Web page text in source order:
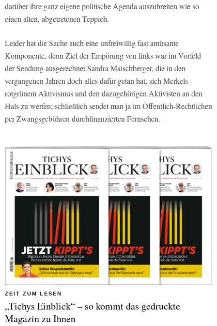
darüber ihre ganz eigene politische Agenda auszubreiten wie so
einen alten, abgetretenen Teppich.
Leider hat die Sache auch eine unfreiwillig fast amüsante
Komponente, denn Ziel der Empörung von links war im Vorfeld
der Sendung ausgerechnet Sandra Maischberger, die in den
vergangenen Jahren doch alles dafür getan hat, sich Merkels
rotgrünem Aktivismus und den dazugehörigen Aktivisten an den
Hals zu werfen; schließlich sendet man ja im Öffentlich-Rechtlichen
per Zwangsgebühren durchfinanzierten Fernsehen.
ZEIT ZUM LESEN
„Tichys Einblick“ – so kommt das gedruckte
Magazin zu Ihnen